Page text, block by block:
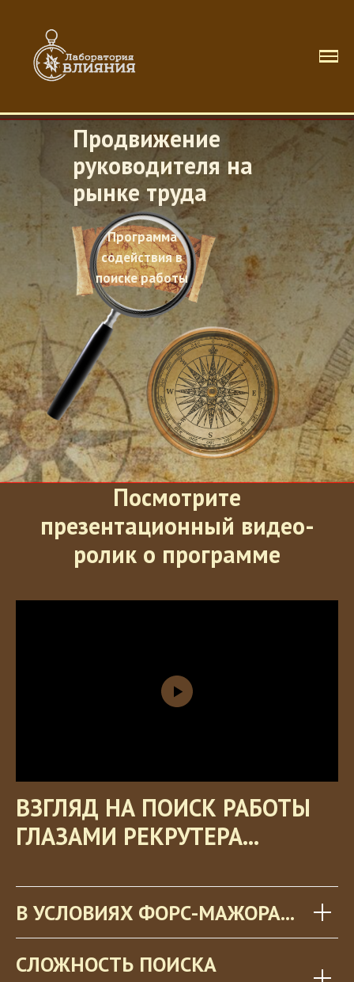
Программа
содействия в
поиске работы
Продвижение
руководителя на
рынке труда
Посмотрите
презентационный видео-
ролик о программе
ВЗГЛЯД НА ПОИСК РАБОТЫ
ГЛАЗАМИ РЕКРУТЕРА...
В УСЛОВИЯХ ФОРС-МАЖОРА...
СЛОЖНОСТЬ ПОИСКА